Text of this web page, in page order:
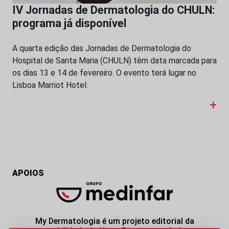
IV Jornadas de Dermatologia do CHULN:
programa já disponível
A quarta edição das Jornadas de Dermatologia do
Hospital de Santa Maria (CHULN) têm data marcada para
os dias 13 e 14 de fevereiro. O evento terá lugar no
Lisboa Marriot Hotel.
+
APOIOS
My Dermatologia é um projeto editorial da